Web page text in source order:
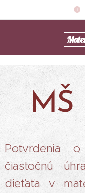
MŠ
Potvrdenia
čiastočnú
dieťaťa v